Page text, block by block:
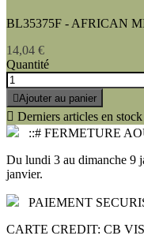
BL35375F - AFRICAN
14,04 €
Quantité
Ajouter au panier
 Derniers articles en stock
::# FERMETURE
Du lundi 3 au dimanche 9
janvier.
PAIEMENT
CARTE CREDIT: CB